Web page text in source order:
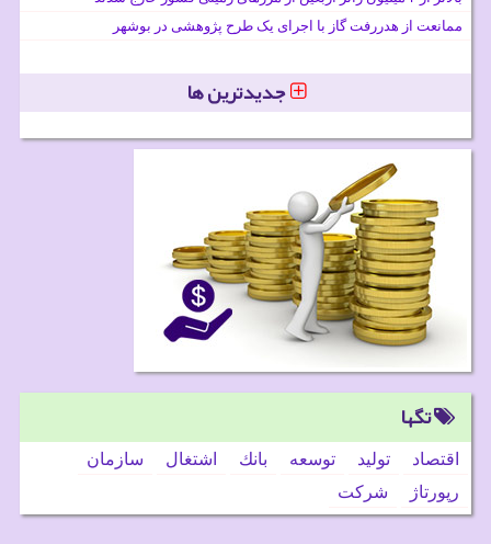
ممانعت از هدررفت گاز با اجرای یک طرح پژوهشی در بوشهر
جدیدترین ها
تگها
اقتصاد تولید توسعه بانك اشتغال
سازمان
رپورتاژ
شركت